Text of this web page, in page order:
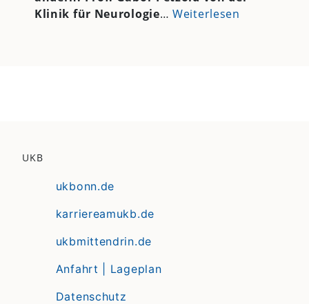
Klinik für Neurologie…Weiterlesen
UKB
ukbonn.de
karriereamukb.de
ukbmittendrin.de
Anfahrt | Lageplan
Datenschutz